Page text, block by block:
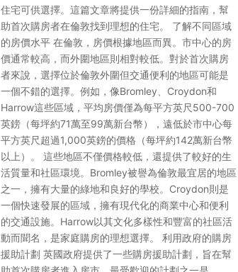
住宅可供選擇。這篇文章將提供一份詳細的指南，幫
助首次購房者在倫敦找到理想的住宅。 了解不同區域
的房價水平 在倫敦，房價根據地區而異。市中心的房
價通常較高，而外圍地區則相對較低。對於首次購房
者來說，選擇位於倫敦外圍但交通便利的地區可能是
一個不錯的選擇。例如，像Bromley、Croydon和
Harrow這些區域，平均房價僅為每平方英尺500-700
英鎊（每坪約71萬至99萬新台幣），遠低於市中心每
平方英尺超過1,000英鎊的價格（每坪約142萬新台幣
以上）。 這些地區不僅價格較低，還提供了較好的生
活質量和社區環境。Bromley被譽為倫敦最宜居的地區
之一，擁有大量的綠地和良好的學校。Croydon則是
一個快速發展的區域，擁有現代化的商業中心和便利
的交通設施。Harrow以其文化多樣性和豐富的社區活
動而聞名，是家庭購房的理想選擇。 利用政府的購房
援助計劃 英國政府提供了一些購房援助計劃，旨在幫